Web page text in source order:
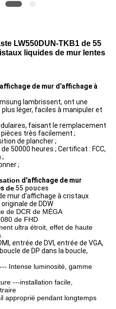
LW550DUN-TKB1 de 55
liquides de mur lentes
de mur d'affichage à
lambrissent, ont une
léger, faciles à manipuler et
faisant le remplacement
très facilement ;
de plancher ;
50000 heures ; Certificat : FCC,
;
;
d'affichage de mur
de55 pouces
mur d'affichage à cristaux
de DDW
de DCR de MÉGA
de FHD
ultra étroit, effet de haute
entrée de DVI, entrée de VGA,
de DP dans la boucle,
Intense luminosité, gamme
---installation facile,
approprié pendant longtemps